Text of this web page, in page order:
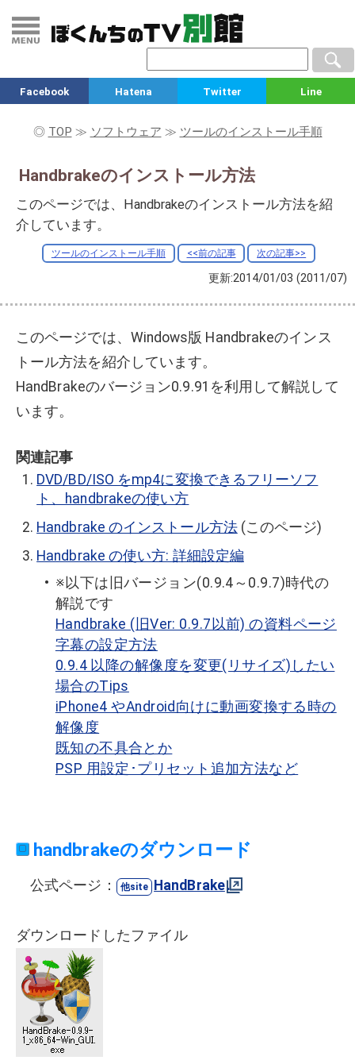
Facebook Hatena Twitter Line
◎ TOP ≫ ソフトウェア ≫ ツールのインストール手順
Handbrakeのインストール方法
このページでは、Handbrakeのインストール方法を紹
介しています。
ツールのインストール手順 <<前の記事 次の記事>>
更新:2014/01/03 (2011/07)
このページでは、Windows版 Handbrakeのインス
トール方法を紹介しています。
HandBrakeのバージョン0.9.91を利用して解説して
います。
関連記事
DVD/BD/ISO をmp4に変換できるフリーソフ
ト、handbrakeの使い方
Handbrake のインストール方法(このページ)
Handbrake の使い方: 詳細設定編
※以下は旧バージョン(0.9.4～0.9.7)時代の
解説です
Handbrake (旧Ver: 0.9.7以前) の資料ページ
字幕の設定方法
0.9.4 以降の解像度を変更(リサイズ)したい
場合のTips
iPhone4 やAndroid向けに動画変換する時の
解像度
既知の不具合とか
PSP 用設定･プリセット追加方法など
handbrakeのダウンロード
公式ページ： HandBrake
ダウンロードしたファイル